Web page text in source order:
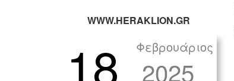
WWW.HERAKLION.GR
18 Φεβρουάριος
2025